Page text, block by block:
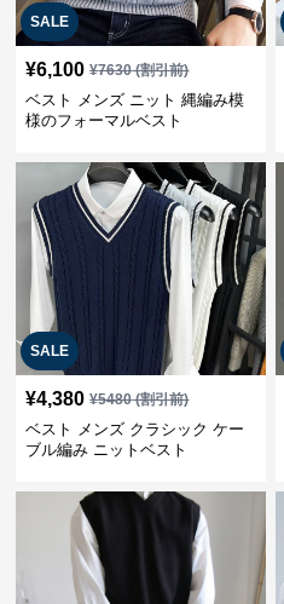
SALE
¥6,100 ¥7630(割引前)
ベスト メンズ ニット 縄編み模
様のフォーマルベスト
SALE
¥4,380 ¥5480(割引前)
ベスト メンズ クラシック ケー
ブル編み ニットベスト